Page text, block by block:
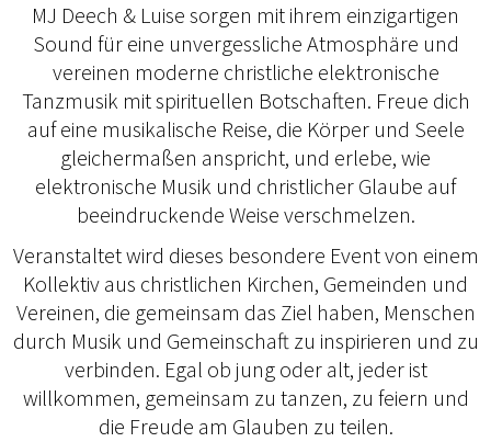
MJ Deech & Luise sorgen mit ihrem einzigartigen
Sound für eine unvergessliche Atmosphäre und
vereinen moderne christliche elektronische
Tanzmusik mit spirituellen Botschaften. Freue dich
auf eine musikalische Reise, die Körper und Seele
gleichermaßen anspricht, und erlebe, wie
elektronische Musik und christlicher Glaube auf
beeindruckende Weise verschmelzen.
Veranstaltet wird dieses besondere Event von einem
Kollektiv aus christlichen Kirchen, Gemeinden und
Vereinen, die gemeinsam das Ziel haben, Menschen
durch Musik und Gemeinschaft zu inspirieren und zu
verbinden. Egal ob jung oder alt, jeder ist
willkommen, gemeinsam zu tanzen, zu feiern und
die Freude am Glauben zu teilen.